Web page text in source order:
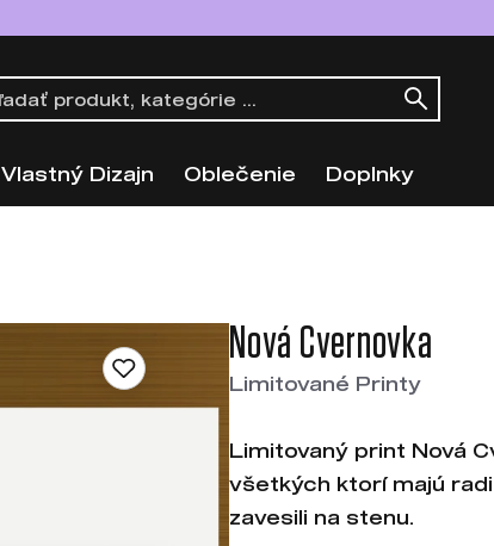
Vlastný Dizajn Oblečenie Doplnky
Nová Cvernovka
Limitované Printy
Limitovaný print Nová
všetkých ktorí majú
zavesili na stenu.